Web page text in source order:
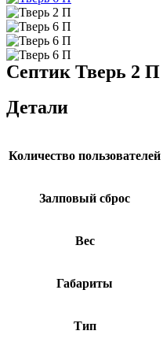
Септик Тверь 2 П
Детали
Количество пользователей
Залповый сброс
Вес
Габариты
Тип